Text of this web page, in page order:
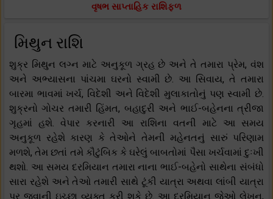
વૃષભ સાપ્તાહિક રાશિફળ
મિથુન રાશિ
શુક્ર મિથુન લગ્ન માટે અનુકૂળ ગ્રહ છે અને તે તમારા પ્રેમ, વંશ
અને અભ્યાસના પાંચમા ઘરનો સ્વામી છે. આ સિવાય, તે તમારા
બારમા ભાવમાં ખર્ચ, વિદેશી અને વિદેશી મુલાકાતોનું પણ સ્વામી છે.
શુક્રનો ગોચર તમારી હિંમત, બહાદુરી અને ભાઈ-બહેનના ત્રીજા
ગૃહમાં હશે. વેપાર કરનારી આ રાશિના વતની માટે આ સમય
અનુકૂળ રહેશે કારણ કે તેઓને તેમની મહેનતનું સારું પરિણામ
મળશે, તેમ છતાં તમે કૌટુંબિક કે ઘરેલું બાબતોમાં પૈસા ખર્ચવામાં દુઃખી
થશો. આ સમય દરમિયાન તમારા નાના ભાઈ-બહેનો સાથેના સંબંધો
સારા રહેશે અને તેઓ તમારી સાથે ટૂંકી યાત્રા અથવા લાંબી યાત્રા
પર જવાની ઇચ્છા વ્યક્ત કરી શકે છે. આ દરમિયાન જેઓ લેખન,